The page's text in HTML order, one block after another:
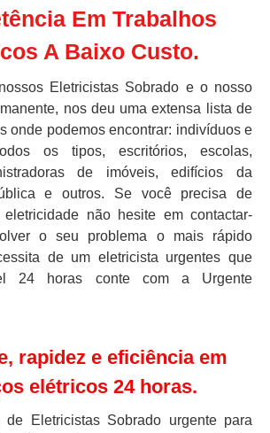
Em Trabalhos
A Baixo Custo.
Eletricistas Sobrado e o nosso
nos deu uma extensa lista de
onde podemos encontrar: indivíduos e
os tipos, escritórios, escolas,
de imóveis, edifícios da
e outros. Se você precisa de
eletricidade não hesite em contactar-
o seu problema o mais rápido
de um eletricista urgentes que
24 horas conte com a Urgente
rapidez e eficiência em
elétricos 24 horas.
Eletricistas Sobrado urgente para